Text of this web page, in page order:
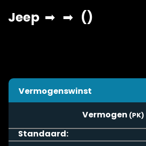
Vermogenswinst
Vermogen
Standaard: